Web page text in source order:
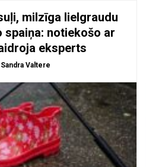
milzīga lielgraudu
spaiņa: notiekošo ar
eksperts
Sandra Valtere